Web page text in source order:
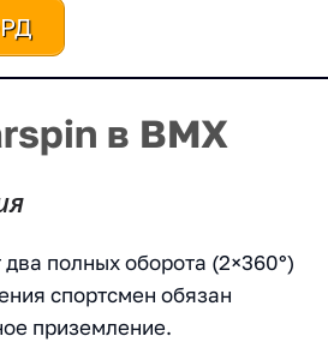
в BMX
полных оборота (2×360°)
спортсмен обязан
приземление.